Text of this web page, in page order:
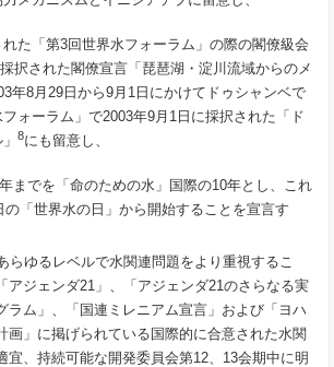
た「第3回世界水フォーラム」の際の閣僚級会
択された閣僚宣言「琵琶湖・淀川流域からのメ
年8月29日から9月1日にかけてドゥシャンベで
ォーラム」で2003年9月1日に採択された「ド
8にも留意し、
までを「命のための水」国際の10年とし、これ
の「世界水の日」から開始することを宣言す
らゆるレベルで水関連問題をより重視するこ
アジェンダ21」、「アジェンダ21のさらなる実
ラム」、「国連ミレニアム宣言」および「ヨハ
画」に掲げられている国際的に合意された水関
宜、持続可能な開発委員会第12、13会期中に明